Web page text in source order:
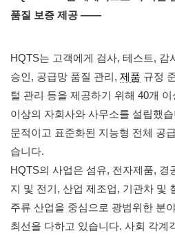
품질 보증 제공 ——
HQTS는 고객에게 검사, 테스트, 감
승인, 공급망 품질 관리, 제품 규정
털 관리 등을 제공하기 위해 40개
이상의 자회사와 사무소를 설립했
문적이고 표준화된 지능형 전체 공
습니다.
HQTS의 사업은 섬유, 전자제품, 경
지 및 전기, 산업 제조업, 기관차 및
주류 산업을 중심으로 광범위한 분
최선을 다하고 있습니다. 사회 각계